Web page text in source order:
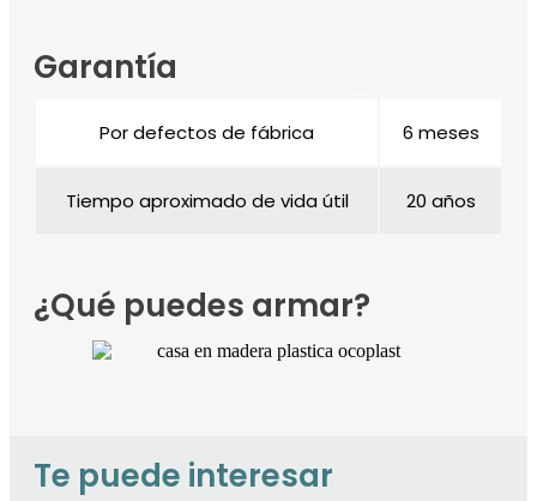
Garantía
Por defectos de fábrica 6 meses
Tiempo aproximado de vida útil 20 años
¿Qué puedes armar?
Te puede interesar